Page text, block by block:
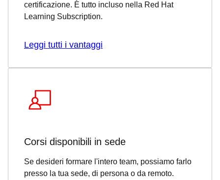
certificazione. È tutto incluso nella Red Hat
Learning Subscription.
Leggi tutti i vantaggi
Corsi disponibili in sede
Se desideri formare l'intero team, possiamo farlo
presso la tua sede, di persona o da remoto.